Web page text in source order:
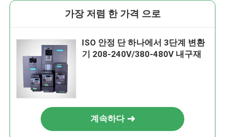
가장 저렴 한 가격 으로
ISO 안정 단 하나에서 3단계 변환
기 208-240V/380-480V 내구재
계속하다